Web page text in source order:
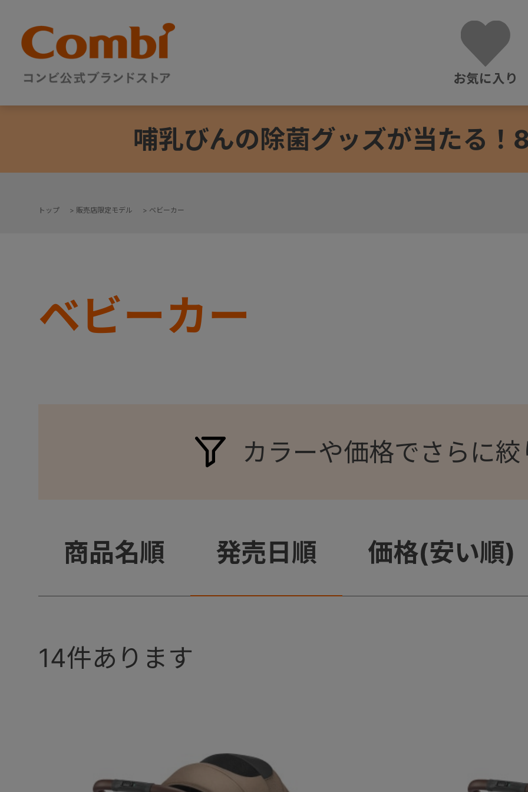
お気に入り
哺乳びんの除菌グッズが当たる
ベビーカー
カラーや価格でさらに
商品名順 発売日順 価格(安い順)
14件あります
トップ > 販売店限定モデル > ベビーカー